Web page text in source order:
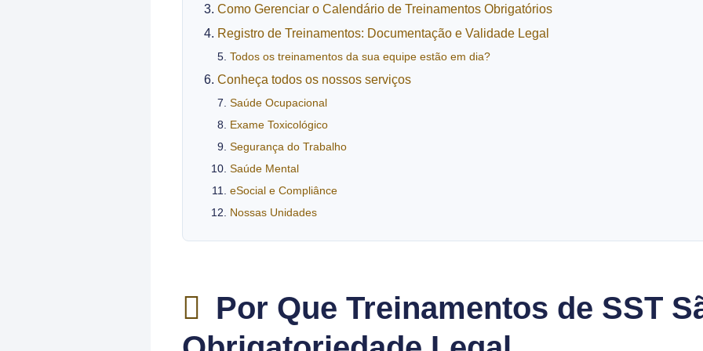
Como Gerenciar o Calendário de Treinamentos Obrigatórios
Registro de Treinamentos: Documentação e Validade Legal
Todos os treinamentos da sua equipe estão em dia?
Conheça todos os nossos serviços
Saúde Ocupacional
Exame Toxicológico
Segurança do Trabalho
Saúde Mental
eSocial e Compliânce
Nossas Unidades
Por Que Treinamentos de SST